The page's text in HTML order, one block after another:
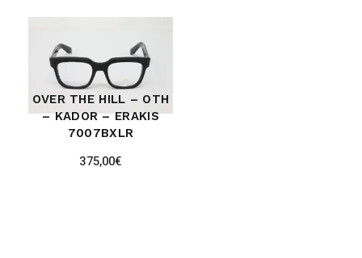
OVER THE HILL – OTH
– KADOR – ERAKIS
7007BXLR
375,00€